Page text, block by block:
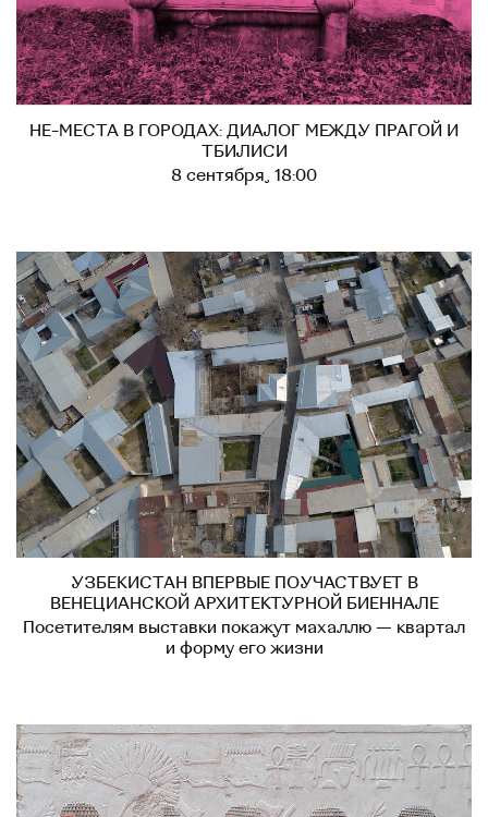
НЕ-МЕСТА В ГОРОДАХ: ДИАЛОГ МЕЖДУ ПРАГОЙ И
ТБИЛИСИ
8 сентября, 18:00
УЗБЕКИСТАН ВПЕРВЫЕ ПОУЧАСТВУЕТ В
ВЕНЕЦИАНСКОЙ АРХИТЕКТУРНОЙ БИЕННАЛЕ
Посетителям выставки покажут махаллю — квартал
и форму его жизни